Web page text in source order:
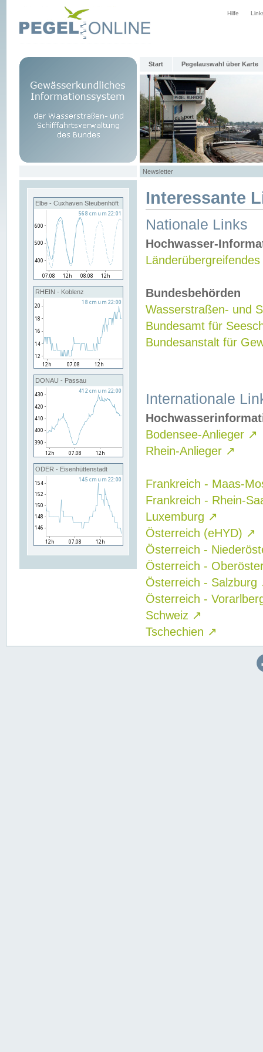
Hilfe
Start Pegelauswahl über Karte
Newsletter
Elbe - Cuxhaven Steubenhöft
RHEIN - Koblenz
DONAU - Passau
ODER - Eisenhüttenstadt
Interessante
Nationale Links
Hochwasser-
Bundesbehörden
Wasserstraßen- und
Bundesamt für
Bundesanstalt für
Internationale
Bodensee-Anlieger ↗
Rhein-Anlieger ↗
Frankreich - Maas-
Frankreich - Rhein-
Luxemburg ↗
Österreich (eHYD) ↗
Österreich -
Österreich -
Österreich - Salzburg
Österreich -
Schweiz ↗
Tschechien ↗